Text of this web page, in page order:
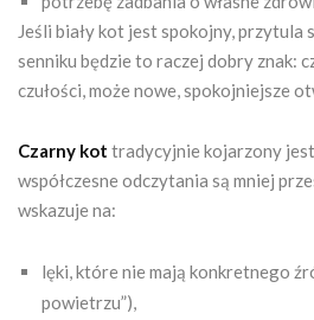
Jeśli biały kot jest spokojny, przytula
senniku będzie to raczej dobry znak:
czułości, może nowe, spokojniejsze
Czarny kot tradycyjnie kojarzony jest
współczesne odczytania są mniej
wskazuje na:
lęki, które nie mają konkretnego
powietrzu”),